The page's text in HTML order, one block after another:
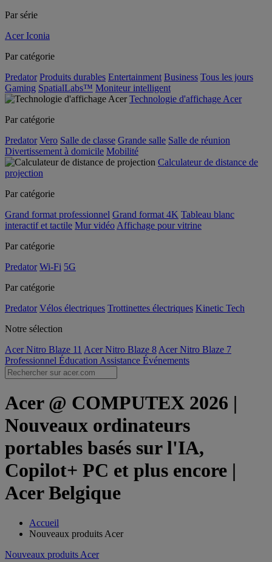
Par série
Acer Iconia
Par catégorie
Predator Produits durables Entertainment Business Tous les jours
Gaming SpatialLabs™ Moniteur intelligent
Technologie d'affichage Acer
Par catégorie
Predator Vero Salle de classe Grande salle Salle de réunion
Divertissement à domicile Mobilité
Calculateur de distance de
projection
Par catégorie
Grand format professionnel Grand format 4K Tableau blanc
interactif et tactile Mur vidéo Affichage pour vitrine
Par catégorie
Predator Wi-Fi 5G
Par catégorie
Predator Vélos électriques Trottinettes électriques Kinetic Tech
Notre sélection
Acer Nitro Blaze 11 Acer Nitro Blaze 8 Acer Nitro Blaze 7
Professionnel Éducation Assistance Événements
Acer @ COMPUTEX 2026 |
Nouveaux ordinateurs
portables basés sur l'IA,
Copilot+ PC et plus encore |
Acer Belgique
Accueil
Nouveaux produits Acer
Nouveaux produits Acer